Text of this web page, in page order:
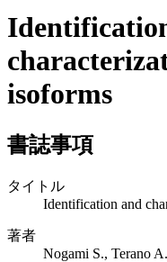
isoforms
書誌事項
タイトル
Identification and
著者
Nogami S., Terano